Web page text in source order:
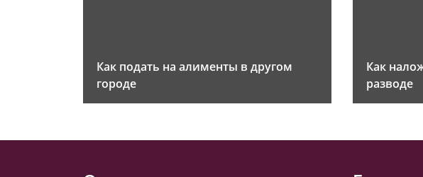
Как подать на алименты в другом
городе
Как
разводе